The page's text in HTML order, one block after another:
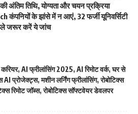
अंतिम तिथि, योग्यता और चयन प्रक्रिया
कंपनियों के झांसे में न आएं, 32 फर्जी यूनिवर्सिटी
जरूर करें ये जांच
, AI फ्रीलांसिंग 2025, AI रिमोट वर्क,घर से
AI प्रोजेक्ट्स,मशीन लर्निंग फ्रीलांसिंग,रोबोटिक्स
रिमोट जॉब्स,रोबोटिक्स सॉफ्टवेयर डेवलपर